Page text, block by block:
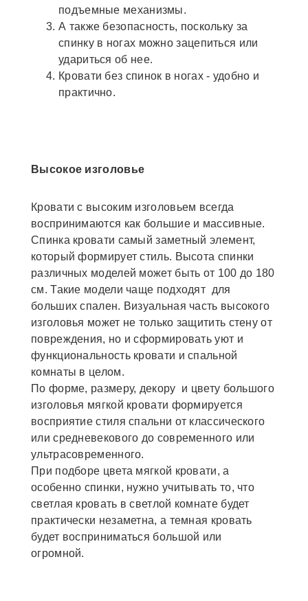
подъемные механизмы.
А также безопасность, поскольку за
спинку в ногах можно зацепиться или
удариться об нее.
Кровати без спинок в ногах - удобно и
практично.
Высокое изголовье
Кровати с высоким изголовьем всегда
воспринимаются как большие и массивные.
Спинка кровати самый заметный элемент,
который формирует стиль. Высота спинки
различных моделей может быть от 100 до 180
см. Такие модели чаще подходят для
больших спален. Визуальная часть высокого
изголовья может не только защитить стену от
повреждения, но и сформировать уют и
функциональность кровати и спальной
комнаты в целом.
По форме, размеру, декору и цвету большого
изголовья мягкой кровати формируется
восприятие стиля спальни от классического
или средневекового до современного или
ультрасовременного.
При подборе цвета мягкой кровати, а
особенно спинки, нужно учитывать то, что
светлая кровать в светлой комнате будет
практически незаметна, а темная кровать
будет восприниматься большой или
огромной.